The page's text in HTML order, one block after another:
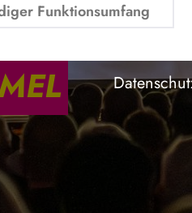
Funktionsumfang